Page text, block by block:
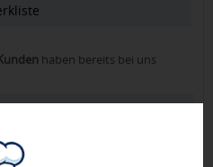
haben bereits bei uns